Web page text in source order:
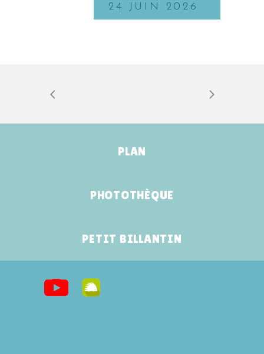
24 JUIN 2026
PLAN
PHOTOTHÈQUE
PETIT BILLANTIN